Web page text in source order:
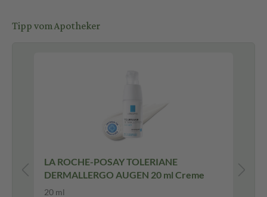
Tipp vom Apotheker
LA ROCHE-POSAY TOLERIANE
DERMALLERGO AUGEN 20 ml Creme
20 ml